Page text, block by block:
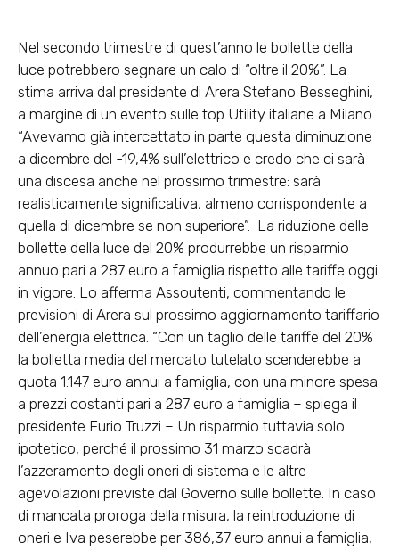
Nel secondo trimestre di quest’anno le bollette della
luce potrebbero segnare un calo di “oltre il 20%”. La
stima arriva dal presidente di Arera Stefano Besseghini,
a margine di un evento sulle top Utility italiane a Milano.
“Avevamo già intercettato in parte questa diminuzione
a dicembre del -19,4% sull’elettrico e credo che ci sarà
una discesa anche nel prossimo trimestre: sarà
realisticamente significativa, almeno corrispondente a
quella di dicembre se non superiore”. La riduzione delle
bollette della luce del 20% produrrebbe un risparmio
annuo pari a 287 euro a famiglia rispetto alle tariffe oggi
in vigore. Lo afferma Assoutenti, commentando le
previsioni di Arera sul prossimo aggiornamento tariffario
dell’energia elettrica. “Con un taglio delle tariffe del 20%
la bolletta media del mercato tutelato scenderebbe a
quota 1.147 euro annui a famiglia, con una minore spesa
a prezzi costanti pari a 287 euro a famiglia – spiega il
presidente Furio Truzzi – Un risparmio tuttavia solo
ipotetico, perché il prossimo 31 marzo scadrà
l’azzeramento degli oneri di sistema e le altre
agevolazioni previste dal Governo sulle bollette. In caso
di mancata proroga della misura, la reintroduzione di
oneri e Iva peserebbe per 386,37 euro annui a famiglia,